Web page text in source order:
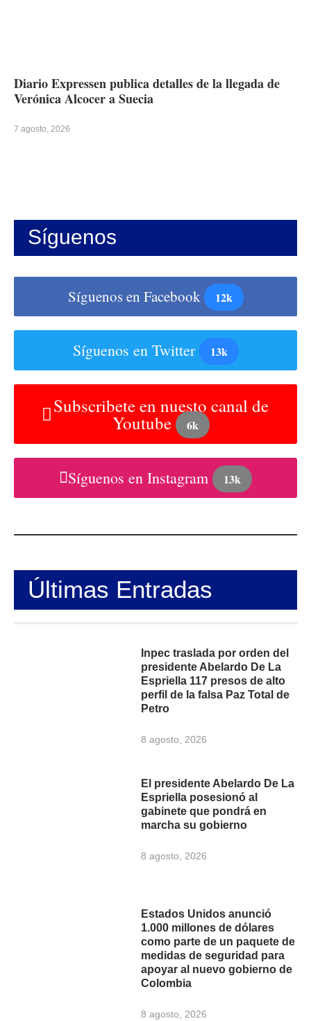
Diario Expressen publica detalles de la llegada de
Verónica Alcocer a Suecia
7 agosto, 2026
Síguenos
Síguenos en Facebook 12k
Síguenos en Twitter 13k
Subscribete en nuesto canal de
Youtube 6k
Síguenos en Instagram 13k
Últimas Entradas
Inpec traslada por orden del
presidente Abelardo De La
Espriella 117 presos de alto
perfil de la falsa Paz Total de
Petro
8 agosto, 2026
El presidente Abelardo De La
Espriella posesionó al
gabinete que pondrá en
marcha su gobierno
8 agosto, 2026
Estados Unidos anunció
1.000 millones de dólares
como parte de un paquete de
medidas de seguridad para
apoyar al nuevo gobierno de
Colombia
8 agosto, 2026